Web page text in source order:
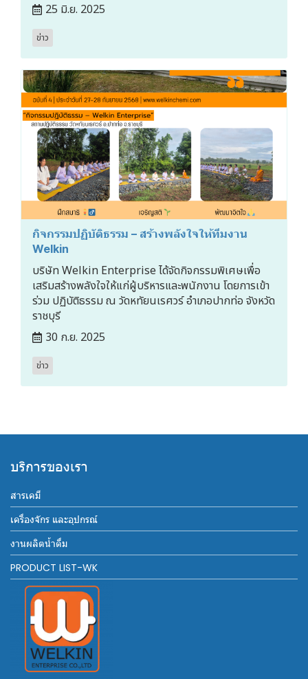
25 มิ.ย. 2025
ข่าว
กิจกรรมปฏิบัติธรรม – สร้างพลังใจให้ทีมงาน
Welkin
บริษัท Welkin Enterprise ได้จัดกิจกรรมพิเศษเพื่อ
เสริมสร้างพลังใจให้แก่ผู้บริหารและพนักงาน โดยการเข้า
ร่วม ปฏิบัติธรรม ณ วัดหทัยนเรศวร์ อำเภอปากท่อ จังหวัด
ราชบุรี
30 ก.ย. 2025
ข่าว
บริการของเรา
สารเคมี
เครื่องจักร และอุปกรณ์
งานผลิตน้ำดื่ม
PRODUCT LIST-WK